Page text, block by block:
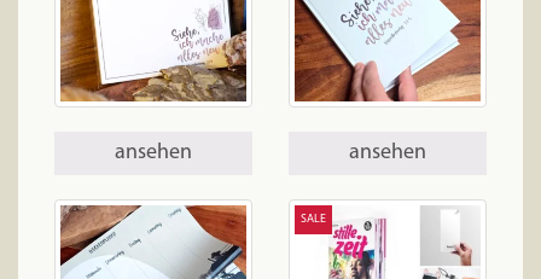
ansehen ansehen
SALE